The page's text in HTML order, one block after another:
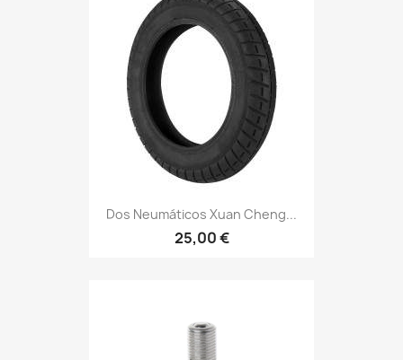
Dos Neumáticos Xuan Cheng...
25,00 €